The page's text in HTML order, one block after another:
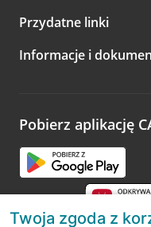
Przydatne linki
Informacje i
Pobierz aplikację
Twoja zgoda z